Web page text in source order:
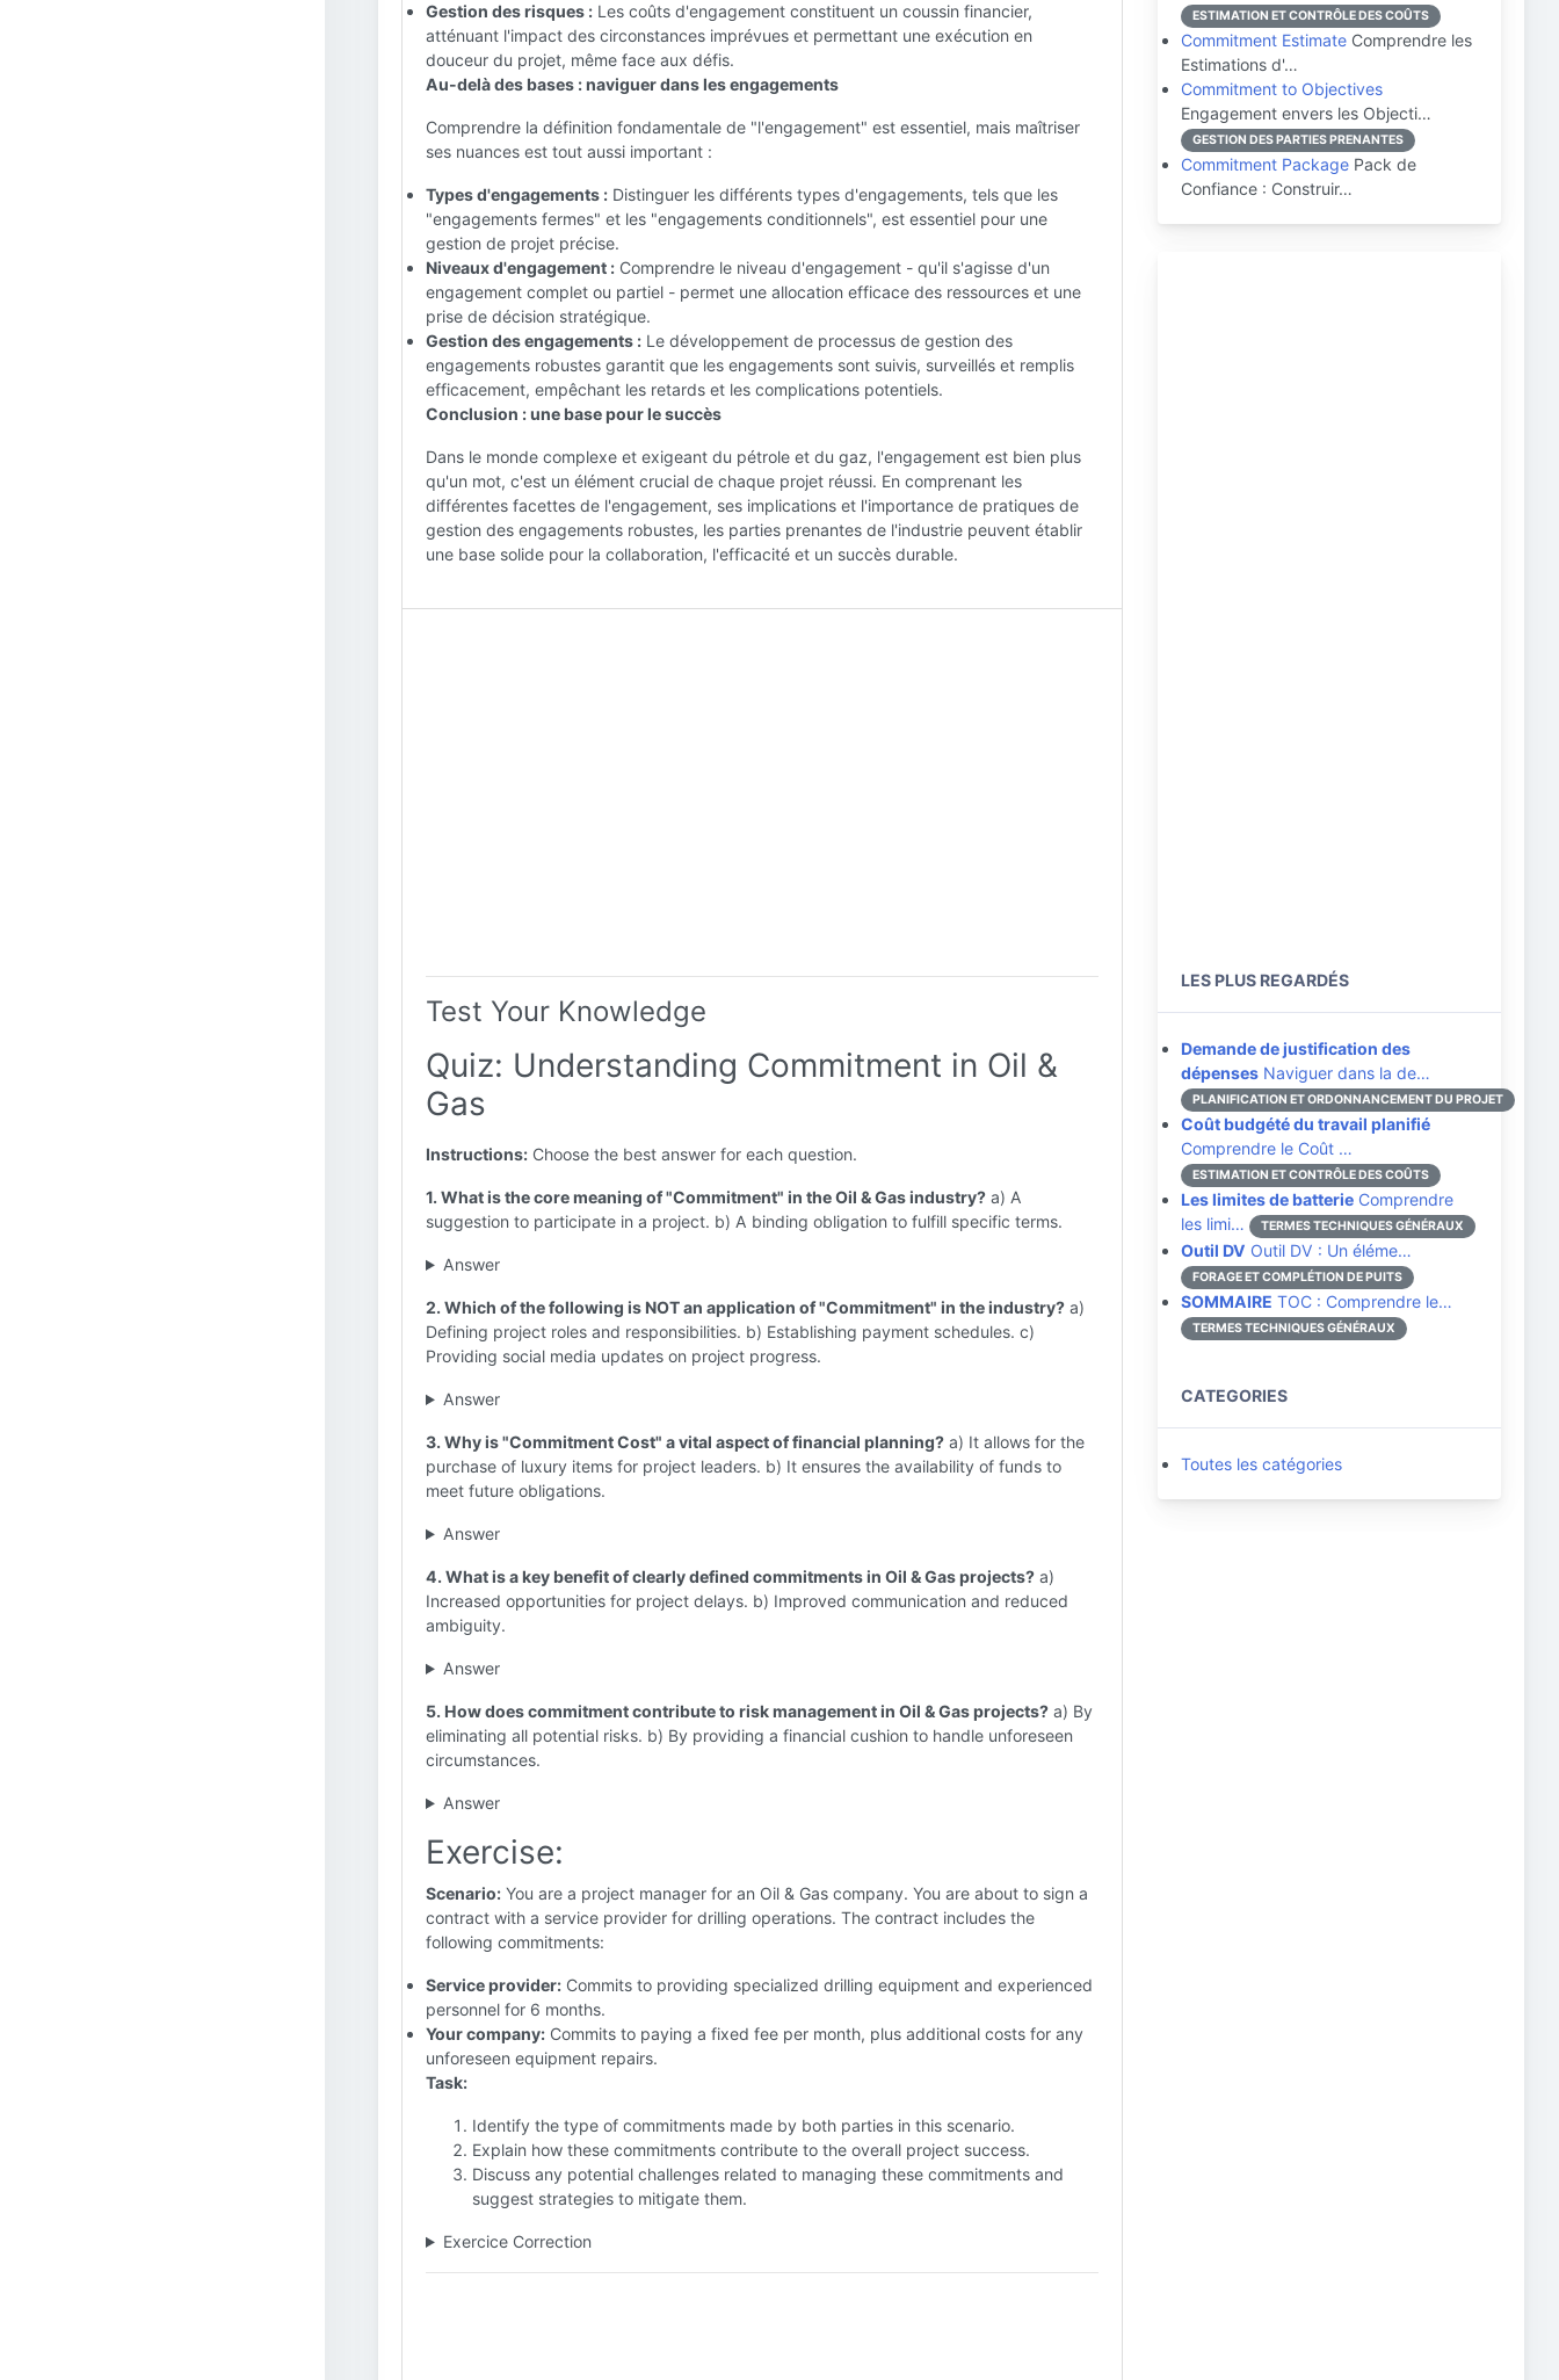
Gestion des risques : Les coûts d'engagement constituent un coussin financier,
atténuant l'impact des circonstances imprévues et permettant une exécution en
douceur du projet, même face aux défis.
Au-delà des bases : naviguer dans les engagements
Comprendre la définition fondamentale de "l'engagement" est essentiel, mais maîtriser
ses nuances est tout aussi important :
Types d'engagements : Distinguer les différents types d'engagements, tels que les
"engagements fermes" et les "engagements conditionnels", est essentiel pour une
gestion de projet précise.
Niveaux d'engagement : Comprendre le niveau d'engagement - qu'il s'agisse d'un
engagement complet ou partiel - permet une allocation efficace des ressources et une
prise de décision stratégique.
Gestion des engagements : Le développement de processus de gestion des
engagements robustes garantit que les engagements sont suivis, surveillés et remplis
efficacement, empêchant les retards et les complications potentiels.
Conclusion : une base pour le succès
Dans le monde complexe et exigeant du pétrole et du gaz, l'engagement est bien plus
qu'un mot, c'est un élément crucial de chaque projet réussi. En comprenant les
différentes facettes de l'engagement, ses implications et l'importance de pratiques de
gestion des engagements robustes, les parties prenantes de l'industrie peuvent établir
une base solide pour la collaboration, l'efficacité et un succès durable.
Test Your Knowledge
Quiz: Understanding Commitment in Oil &
Gas
Instructions: Choose the best answer for each question.
1. What is the core meaning of "Commitment" in the Oil & Gas industry? a) A
suggestion to participate in a project. b) A binding obligation to fulfill specific terms.
Answer
2. Which of the following is NOT an application of "Commitment" in the industry? a)
Defining project roles and responsibilities. b) Establishing payment schedules. c)
Providing social media updates on project progress.
Answer
3. Why is "Commitment Cost" a vital aspect of financial planning? a) It allows for the
purchase of luxury items for project leaders. b) It ensures the availability of funds to
meet future obligations.
Answer
4. What is a key benefit of clearly defined commitments in Oil & Gas projects? a)
Increased opportunities for project delays. b) Improved communication and reduced
ambiguity.
Answer
5. How does commitment contribute to risk management in Oil & Gas projects? a) By
eliminating all potential risks. b) By providing a financial cushion to handle unforeseen
circumstances.
Answer
Exercise:
Scenario: You are a project manager for an Oil & Gas company. You are about to sign a
contract with a service provider for drilling operations. The contract includes the
following commitments:
Service provider: Commits to providing specialized drilling equipment and experienced
personnel for 6 months.
Your company: Commits to paying a fixed fee per month, plus additional costs for any
unforeseen equipment repairs.
Task:
Identify the type of commitments made by both parties in this scenario.
Explain how these commitments contribute to the overall project success.
Discuss any potential challenges related to managing these commitments and
suggest strategies to mitigate them.
Exercice Correction
ESTIMATION ET CONTRÔLE DES COÛTS
Commitment Estimate Comprendre les
Estimations d'…
Commitment to Objectives
Engagement envers les Objecti…
GESTION DES PARTIES PRENANTES
Commitment Package Pack de
Confiance : Construir…
LES PLUS REGARDÉS
Demande de justification des
dépenses Naviguer dans la de…
PLANIFICATION ET ORDONNANCEMENT DU PROJET
Coût budgété du travail planifié
Comprendre le Coût …
ESTIMATION ET CONTRÔLE DES COÛTS
Les limites de batterie Comprendre
les limi…
TERMES TECHNIQUES GÉNÉRAUX
Outil DV Outil DV : Un éléme…
FORAGE ET COMPLÉTION DE PUITS
SOMMAIRE TOC : Comprendre le…
TERMES TECHNIQUES GÉNÉRAUX
CATEGORIES
Toutes les catégories